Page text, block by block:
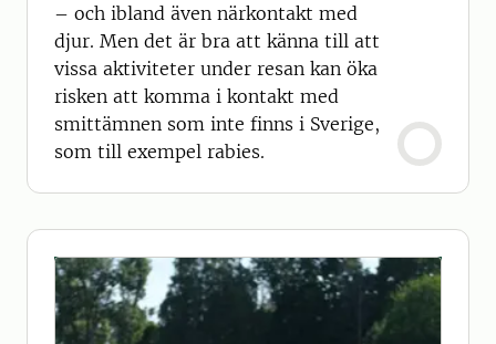
– och ibland även närkontakt med
djur. Men det är bra att känna till att
vissa aktiviteter under resan kan öka
risken att komma i kontakt med
smittämnen som inte finns i Sverige,
som till exempel rabies.